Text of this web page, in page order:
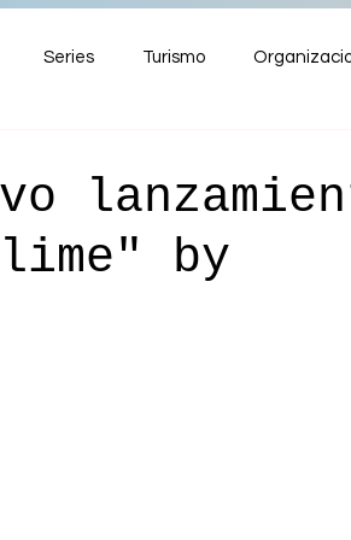
Series Turismo
by